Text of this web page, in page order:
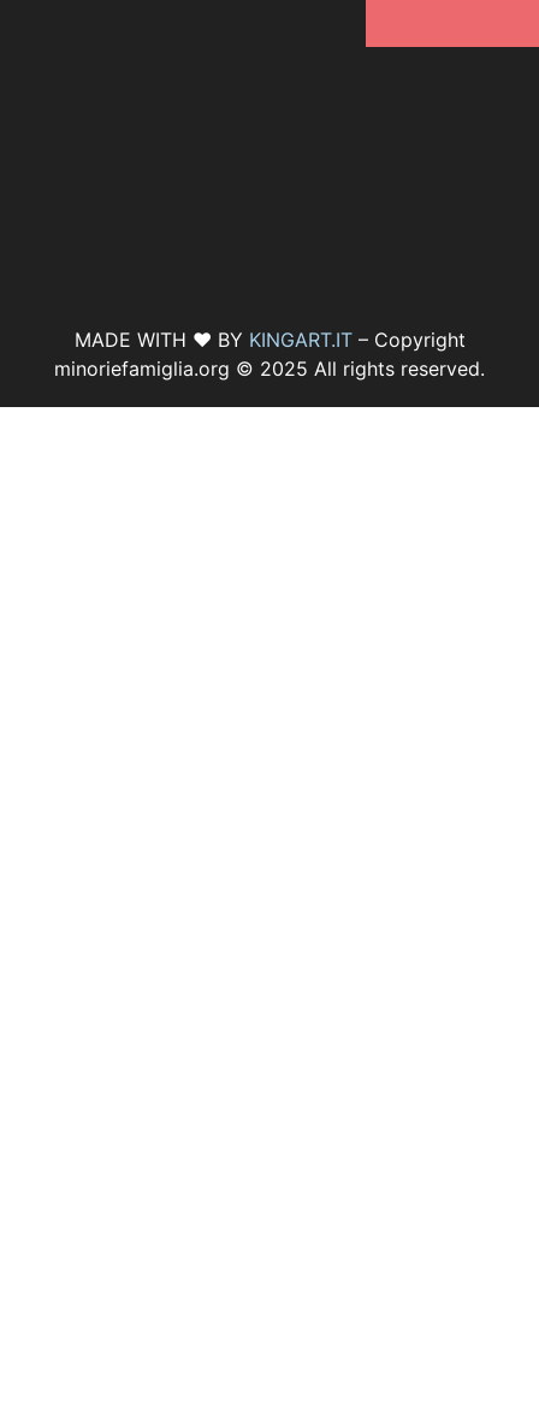
MADE WITH ♥ BY KINGART.IT– Copyright
minoriefamiglia.org © 2025 All rights reserved.